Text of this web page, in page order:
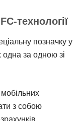
технології
позначку у
одна за одною зі
з собою